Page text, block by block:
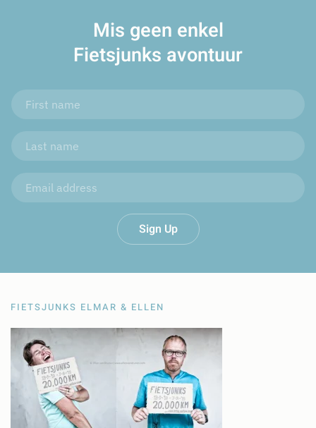
Mis geen enkel
Fietsjunks avontuur
Sign Up
FIETSJUNKS ELMAR & ELLEN